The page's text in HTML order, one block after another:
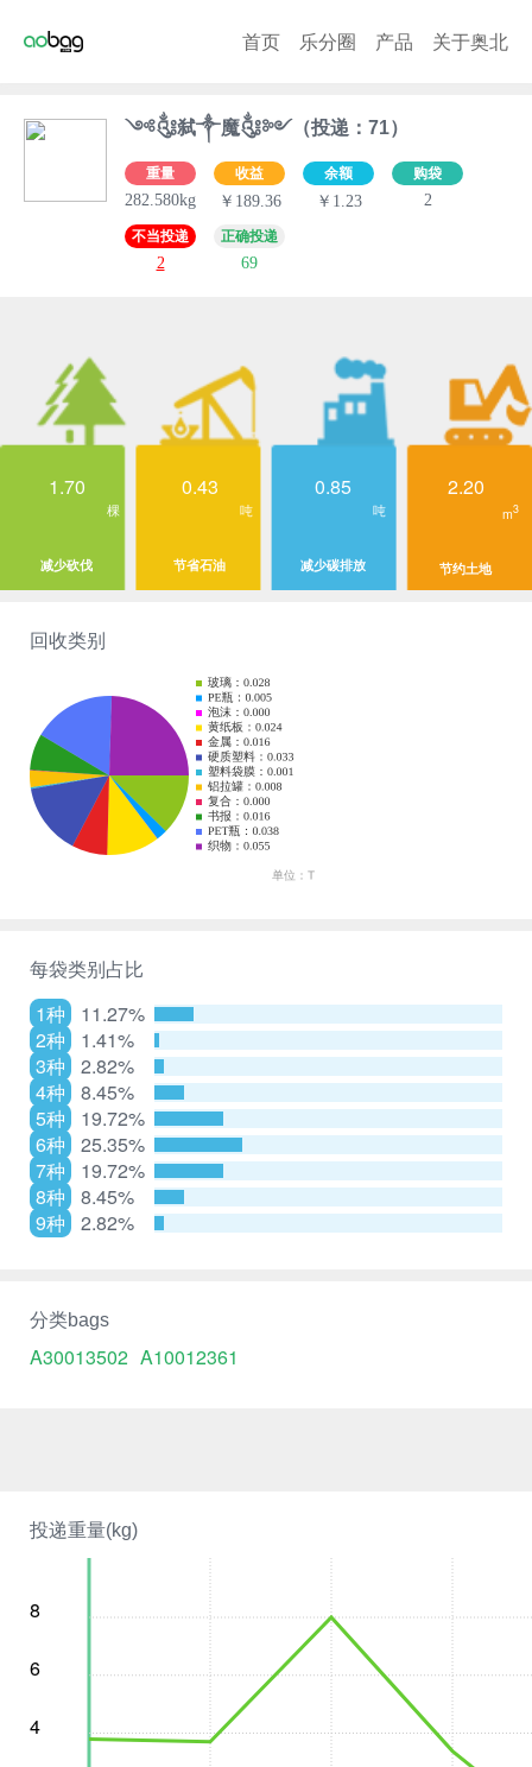
首页 乐分圈 产品 关于奥北
༺༃弑༒魔༃༻（投递：71）
重量
282.580kg
收益
￥189.36
余额
￥1.23
购袋
2
不当投递
2
正确投递
69
投递重量(kg)
8
6
4
1.70
棵
减少砍伐
0.43
吨
节省石油
0.85
吨
减少碳排放
2.20
m3
节约土地
回收类别
每袋类别占比
1种
11.27%
2种
1.41%
3种
2.82%
4种
8.45%
5种
19.72%
6种
25.35%
7种
19.72%
8种
8.45%
9种
2.82%
分类bags
A30013502 A10012361